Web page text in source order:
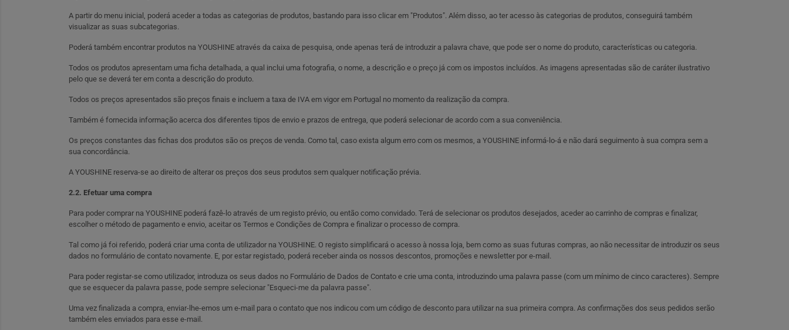
A partir do menu inicial, poderá aceder a todas as categorias de produtos, bastando para isso clicar em "Produtos". Além disso, ao ter acesso às categorias de produtos, conseguirá também
visualizar as suas subcategorias.
Poderá também encontrar produtos na YOUSHINE através da caixa de pesquisa, onde apenas terá de introduzir a palavra chave, que pode ser o nome do produto, características ou categoria.
Todos os produtos apresentam uma ficha detalhada, a qual inclui uma fotografia, o nome, a descrição e o preço já com os impostos incluídos. As imagens apresentadas são de caráter ilustrativo
pelo que se deverá ter em conta a descrição do produto.
Todos os preços apresentados são preços finais e incluem a taxa de IVA em vigor em Portugal no momento da realização da compra.
Também é fornecida informação acerca dos diferentes tipos de envio e prazos de entrega, que poderá selecionar de acordo com a sua conveniência.
Os preços constantes das fichas dos produtos são os preços de venda. Como tal, caso exista algum erro com os mesmos, a YOUSHINE informá-lo-á e não dará seguimento à sua compra sem a
sua concordância.
A YOUSHINE reserva-se ao direito de alterar os preços dos seus produtos sem qualquer notificação prévia.
2.2. Efetuar uma compra
Para poder comprar na YOUSHINE poderá fazê-lo através de um registo prévio, ou então como convidado. Terá de selecionar os produtos desejados, aceder ao carrinho de compras e finalizar,
escolher o método de pagamento e envio, aceitar os Termos e Condições de Compra e finalizar o processo de compra.
Tal como já foi referido, poderá criar uma conta de utilizador na YOUSHINE. O registo simplificará o acesso à nossa loja, bem como as suas futuras compras, ao não necessitar de introduzir os seus
dados no formulário de contato novamente. E, por estar registado, poderá receber ainda os nossos descontos, promoções e newsletter por e-mail.
Para poder registar-se como utilizador, introduza os seus dados no Formulário de Dados de Contato e crie uma conta, introduzindo uma palavra passe (com um mínimo de cinco caracteres). Sempre
que se esquecer da palavra passe, pode sempre selecionar "Esqueci-me da palavra passe".
Uma vez finalizada a compra, enviar-lhe-emos um e-mail para o contato que nos indicou com um código de desconto para utilizar na sua primeira compra. As confirmações dos seus pedidos serão
também eles enviados para esse e-mail.